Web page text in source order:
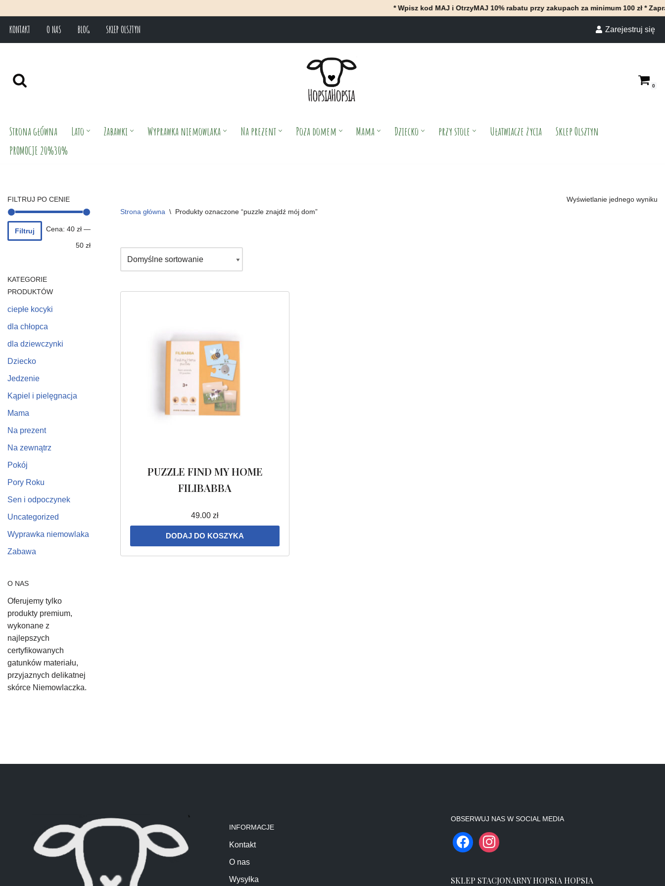
* Wpisz kod MAJ i OtrzyMAJ 10% rabatu przy zakupach za minimum 100 zł *
Przejdź
KONTAKT O NAS BLOG SKLEP OLSZTYN Zarejestruj się
0
Strona główna Lato Zabawki Wyprawka niemowlaka Na prezent Poza domem Mama Dziecko przy stole Ułatwiacze życia
Sklep Olsztyn
PROMOCJE 20%30%
FILTRUJ PO CENIE
Filtruj Cena:40 zł —
50 zł
KATEGORIE
PRODUKTÓW
ciepłe kocyki
dla chłopca
dla dziewczynki
Dziecko
Jedzenie
Kąpiel i pielęgnacja
Mama
Na prezent
Na zewnątrz
Pokój
Pory Roku
Sen i odpoczynek
Uncategorized
Wyprawka niemowlaka
Zabawa
O NAS
Oferujemy tylko
produkty premium,
wykonane z
najlepszych
certyfikowanych
gatunków materiału,
przyjaznych delikatnej
skórce Niemowlaczka.
Strona główna \ Produkty oznaczone “puzzle znajdź mój dom”
Wyświetlanie jednego wyniku
PUZZLE FIND MY HOME
FILIBABBA
49.00zł
DODAJ DO KOSZYKA
INFORMACJE
Kontakt
O nas
Wysyłka
OBSERWUJ NAS W SOCIAL MEDIA
SKLEP STACJONARNY HOPSIA HOPSIA